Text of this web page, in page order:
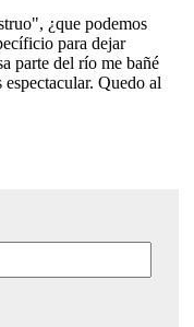
¿que podemos
para dejar
parte del río me bañé
Quedo al